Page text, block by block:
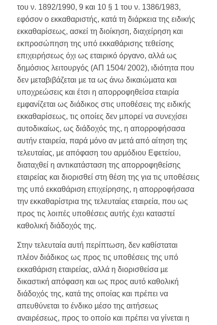
του ν. 1892/1990, 9 και 10 § 1 του ν. 1386/1983,
εφόσον ο εκκαθαριστής, κατά τη διάρκεια της ειδικής
εκκαθαρίσεως, ασκεί τη διοίκηση, διαχείρηση και
εκπροσώπηση της υπό εκκαθάρισης τεθείσης
επιχειρήσεως όχι ως εταιρικό όργανο, αλλά ως
δηµόσιος λειτουργός (ΑΠ 1504/ 2002), ιδιότητα που
δεν µεταβιβάζεται µε τα ως άνω δικαιώµατα και
υποχρεώσεις και έτσι η απορροφηθείσα εταιρία
εµφανίζεται ως διάδικος στις υποθέσεις της ειδικής
εκκαθαρίσεως, τις οποίες δεν µπορεί να συνεχίσει
αυτοδικαίως, ως διάδοχός της, η απορροφήσασα
αυτήν εταιρεία, παρά µόνο αν µετά από αίτηση της
τελευταίας, µε απόφαση του αρµόδιου Εφετείου,
διαταχθεί η αντικατάσταση της απορροφηθείσης
εταιρείας και διορισθεί στη θέση της για τις υποθέσεις
της υπό εκκαθάριση επιχείρησης, η απορροφήσασα
την εκκαθαρίστρια της τελευταίας εταιρεία, που ως
προς τις λοιπές υποθέσεις αυτής έχει καταστεί
καθολική διάδοχός της.
Στην τελευταία αυτή περίπτωση, δεν καθίσταται
πλέον διάδικος ως προς τις υποθέσεις της υπό
εκκαθάριση εταιρείας, αλλά η διορισθείσα µε
δικαστική απόφαση και ως προς αυτό καθολική
διάδοχός της, κατά της οποίας και πρέπει να
απευθύνεται το ένδικο µέσο της αιτήσεως
αναιρέσεως, προς το οποίο και πρέπει να γίνεται η